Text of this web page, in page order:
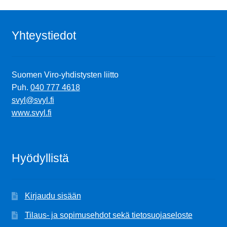
Yhteystiedot
Suomen Viro-yhdistysten liitto
Puh. 040 777 4618
svyl@svyl.fi
www.svyl.fi
Hyödyllistä
Kirjaudu sisään
Tilaus- ja sopimusehdot sekä tietosuojaseloste